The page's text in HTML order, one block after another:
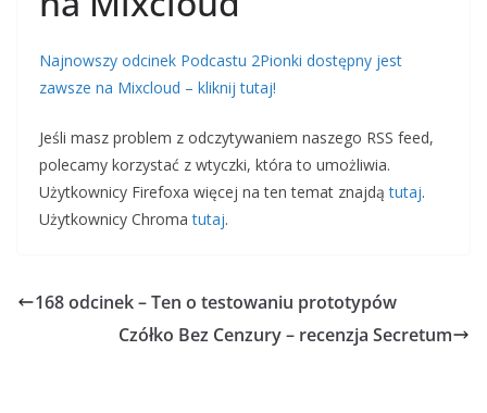
Najnowszy odcinek Podcastu 2Pionki dostępny jest
zawsze na Mixcloud – kliknij tutaj!
Jeśli masz problem z odczytywaniem naszego RSS feed,
polecamy korzystać z wtyczki, która to umożliwia.
Użytkownicy Firefoxa więcej na ten temat znajdątutaj.
Użytkownicy Chromatutaj.
168 odcinek – Ten o testowaniu prototypów
Czółko Bez Cenzury – recenzja Secretum